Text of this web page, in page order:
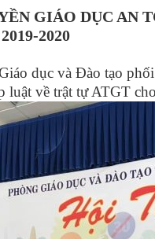
GIÁO DỤC AN
2020
dục và Đào tạo
luật về trật tự ATGT